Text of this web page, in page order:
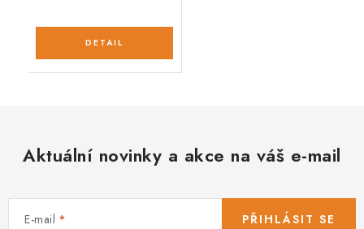
Aktuální novinky a akce na váš e-mail
E-mail PŘIHLÁSIT SE